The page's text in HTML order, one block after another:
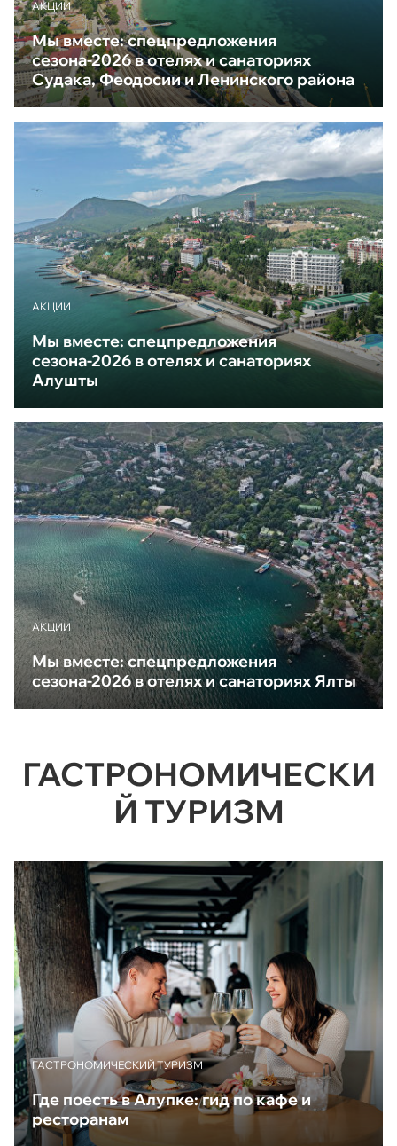
АКЦИИ
Мы вместе: спецпредложения
сезона-2026 в отелях и санаториях
Судака, Феодосии и Ленинского района
АКЦИИ
Мы вместе: спецпредложения
сезона-2026 в отелях и санаториях
Алушты
АКЦИИ
Мы вместе: спецпредложения
сезона-2026 в отелях и санаториях Ялты
ГАСТРОНОМИЧЕСКИ
Й ТУРИЗМ
ГАСТРОНОМИЧЕСКИЙ ТУРИЗМ
Где поесть в Алупке: гид по кафе и
ресторанам